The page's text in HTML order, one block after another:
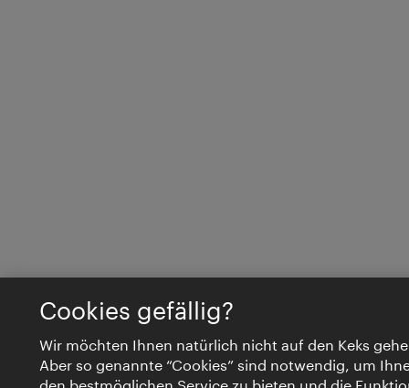
Cookies gefällig?
Wir möchten Ihnen natürlich nicht auf den Keks
Aber so genannte “Cookies” sind notwendig, um